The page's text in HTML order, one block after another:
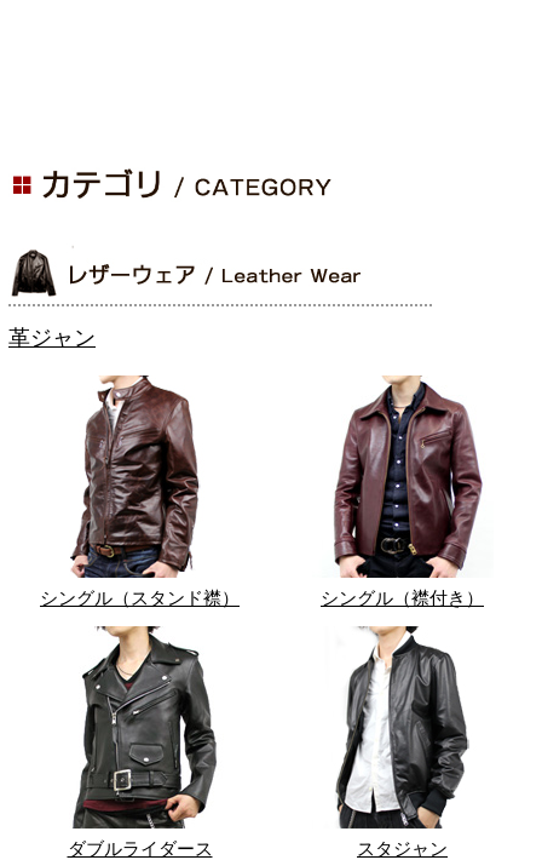
革ジャン
シングル（スタンド襟） シングル（襟付き）
ダブルライダース スタジャン